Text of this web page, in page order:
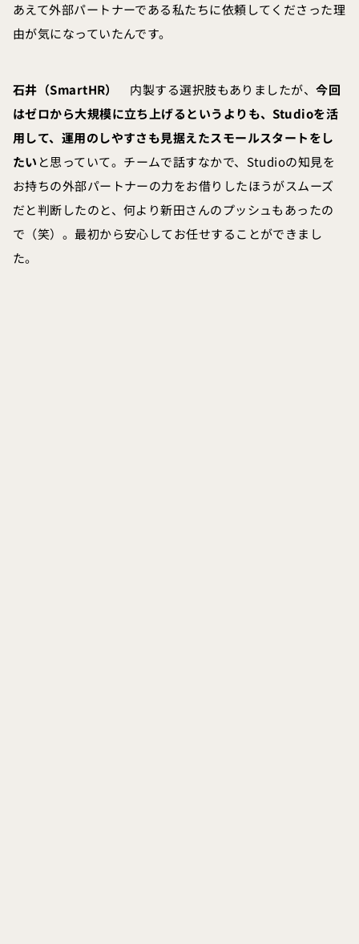
あえて外部パートナーである私たちに依頼してくださった理
由が気になっていたんです。
石井（SmartHR） 内製する選択肢もありましたが、今回
はゼロから大規模に立ち上げるというよりも、Studioを活
用して、運用のしやすさも見据えたスモールスタートをし
たい と思っていて。チームで話すなかで、Studioの知見を
お持ちの外部パートナーの力をお借りしたほうがスムーズ
だと判断したのと、何より新田さんのプッシュもあったの
で（笑）。最初から安心してお任せすることができまし
た。